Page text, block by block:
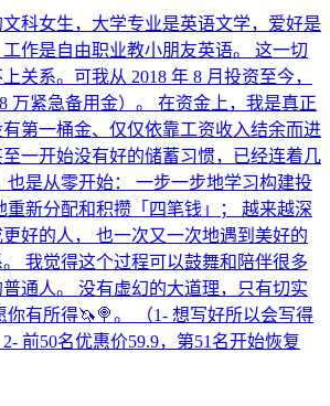
科女生，大学专业是英语文学，爱好是
作是自由职业教小朋友英语。 这一切
关系。可我从 2018 年 8 月投资至今，
万紧急备用金）。 在资金上，我是真正
第一桶金、仅仅依靠工资收入结余而进
一开始没有好的储蓄习惯，已经连着几
也是从零开始： 一步一步地学习构建投
重新分配和积攒「四笔钱」； 越来越深
好的人， 也一次又一次地遇到美好的
我觉得这个过程可以鼓舞和陪伴很多
通人。 没有虚幻的大道理，只有切实
你有所得🦄️🍭。 （1- 想写好所以会写得
前50名优惠价59.9，第51名开始恢复